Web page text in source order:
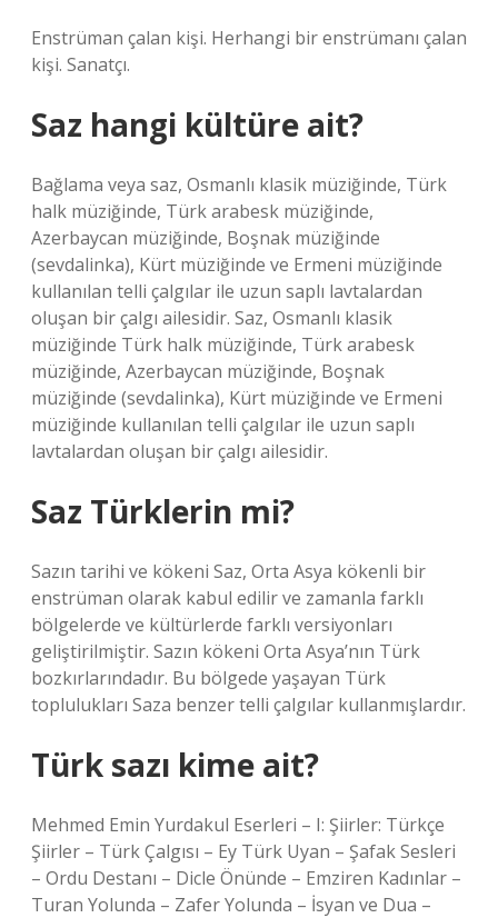
Enstrüman çalan kişi. Herhangi bir enstrümanı çalan
kişi. Sanatçı.
Saz hangi kültüre ait?
Bağlama veya saz, Osmanlı klasik müziğinde, Türk
halk müziğinde, Türk arabesk müziğinde,
Azerbaycan müziğinde, Boşnak müziğinde
(sevdalinka), Kürt müziğinde ve Ermeni müziğinde
kullanılan telli çalgılar ile uzun saplı lavtalardan
oluşan bir çalgı ailesidir. Saz, Osmanlı klasik
müziğinde Türk halk müziğinde, Türk arabesk
müziğinde, Azerbaycan müziğinde, Boşnak
müziğinde (sevdalinka), Kürt müziğinde ve Ermeni
müziğinde kullanılan telli çalgılar ile uzun saplı
lavtalardan oluşan bir çalgı ailesidir.
Saz Türklerin mi?
Sazın tarihi ve kökeni Saz, Orta Asya kökenli bir
enstrüman olarak kabul edilir ve zamanla farklı
bölgelerde ve kültürlerde farklı versiyonları
geliştirilmiştir. Sazın kökeni Orta Asya’nın Türk
bozkırlarındadır. Bu bölgede yaşayan Türk
toplulukları Saza benzer telli çalgılar kullanmışlardır.
Türk sazı kime ait?
Mehmed Emin Yurdakul Eserleri – I: Şiirler: Türkçe
Şiirler – Türk Çalgısı – ​​Ey Türk Uyan – Şafak Sesleri
– Ordu Destanı – Dicle Önünde – Emziren Kadınlar –
Turan Yolunda – Zafer Yolunda – İsyan ve Dua –